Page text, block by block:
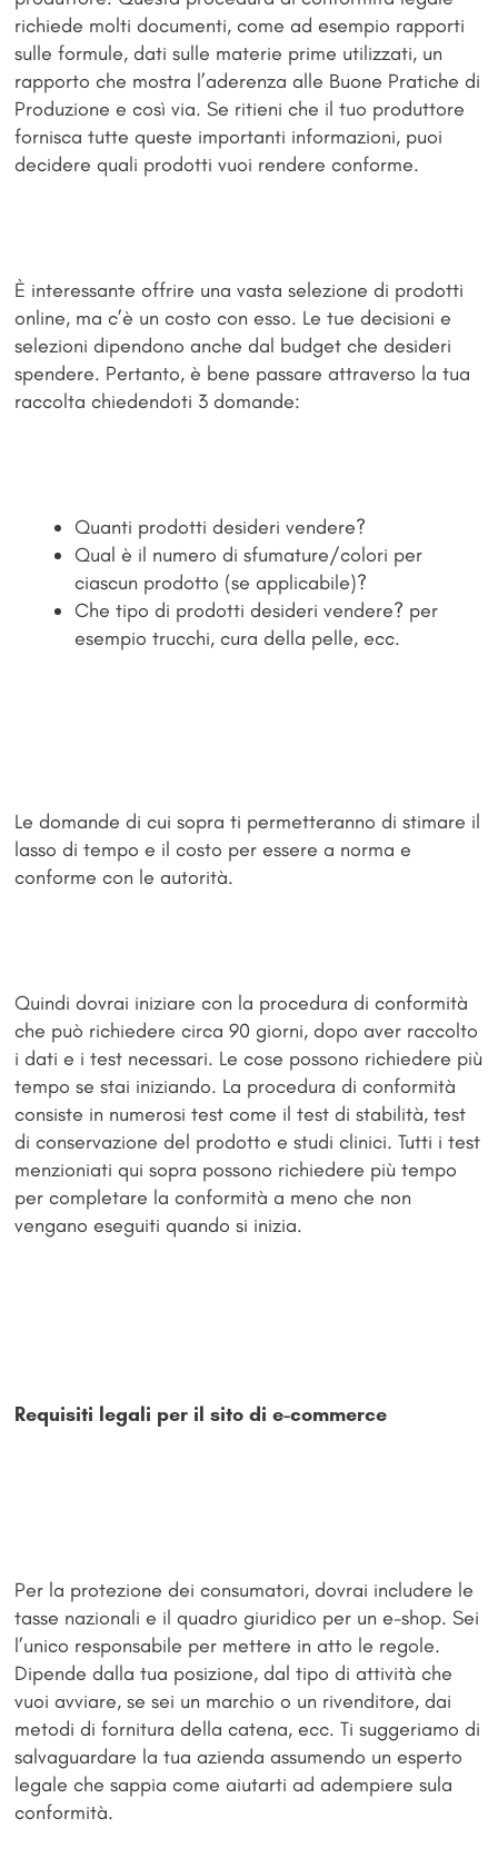
richiede molti documenti, come ad esempio rapporti
sulle formule, dati sulle materie prime utilizzati, un
rapporto che mostra l’aderenza alle Buone Pratiche di
Produzione e così via. Se ritieni che il tuo produttore
fornisca tutte queste importanti informazioni, puoi
decidere quali prodotti vuoi rendere conforme.
È interessante offrire una vasta selezione di prodotti
online, ma c’è un costo con esso. Le tue decisioni e
selezioni dipendono anche dal budget che desideri
spendere. Pertanto, è bene passare attraverso la tua
raccolta chiedendoti 3 domande:
Quanti prodotti desideri vendere?
Qual è il numero di sfumature/colori per
ciascun prodotto (se applicabile)?
Che tipo di prodotti desideri vendere? per
esempio trucchi, cura della pelle, ecc.
Le domande di cui sopra ti permetteranno di stimare il
lasso di tempo e il costo per essere a norma e
conforme con le autorità.
Quindi dovrai iniziare con la procedura di conformità
che può richiedere circa 90 giorni, dopo aver raccolto
i dati e i test necessari. Le cose possono richiedere più
tempo se stai iniziando. La procedura di conformità
consiste in numerosi test come il test di stabilità, test
di conservazione del prodotto e studi clinici. Tutti i test
menzioniati qui sopra possono richiedere più tempo
per completare la conformità a meno che non
vengano eseguiti quando si inizia.
Requisiti legali per il sito di e-commerce
Per la protezione dei consumatori, dovrai includere le
tasse nazionali e il quadro giuridico per un e-shop. Sei
l’unico responsabile per mettere in atto le regole.
Dipende dalla tua posizione, dal tipo di attività che
vuoi avviare, se sei un marchio o un rivenditore, dai
metodi di fornitura della catena, ecc. Ti suggeriamo di
salvaguardare la tua azienda assumendo un esperto
legale che sappia come aiutarti ad adempiere sula
conformità.